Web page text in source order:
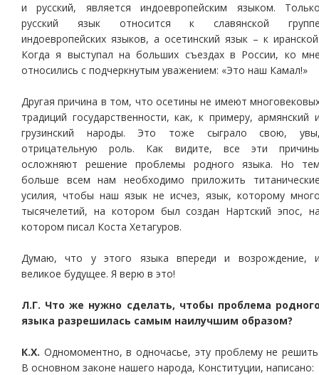
и русский, является индоевропейским языком.
русский язык относится к славянской
индоевропейских языков, а осетинский язык – к
Когда я выступал на больших съездах в России, ко
относились с подчеркнутым уважением: «Это наш Камал!»
Другая причина в том, что осетины не имеют
традиций государственности, как, к примеру, армянский
грузинский народы. Это тоже сыграло свою,
отрицательную роль. Как видите, все эти
осложняют решение проблемы родного языка. Но
больше всем нам необходимо приложить
усилия, чтобы наш язык не исчез, язык, которому
тысячелетий, на котором был создан Нартский эпос,
котором писал Коста Хетагуров.
Думаю, что у этого языка впереди и возрождение,
великое будущее. Я верю в это!
Л.Г. Что же нужно сделать, чтобы проблема
языка разрешилась самым наилучшим образом?
К.Х. Одномоментно, в одночасье, эту проблему не
В основном законе нашего народа, Конституции, написано: